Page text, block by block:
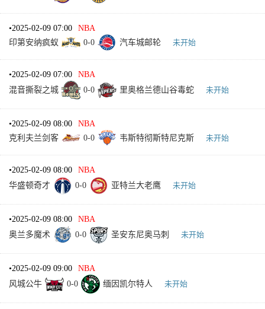
•2025-02-09 07:00
NBA
印第安纳疯蚁
0-0 汽车城邮轮 未开始
•2025-02-09 07:00
NBA
混音撕裂之城
0-0 里奥格兰德山谷毒蛇 未开始
•2025-02-09 08:00
NBA
克利夫兰剑客
0-0 韦斯特彻斯特尼克斯 未开始
•2025-02-09 08:00
NBA
华盛顿奇才
0-0 亚特兰大老鹰 未开始
•2025-02-09 08:00
NBA
奥兰多魔术
0-0 圣安东尼奥马刺 未开始
•2025-02-09 09:00
NBA
风城公牛
0-0 缅因凯尔特人 未开始